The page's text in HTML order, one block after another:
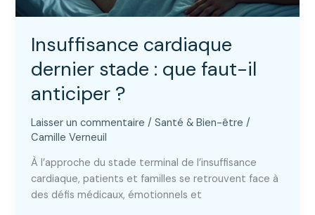
Insuffisance cardiaque
dernier stade : que faut-il
anticiper ?
Laisser un commentaire /Santé & Bien-être /
Camille Verneuil
À l’approche du stade terminal de l’insuffisance
cardiaque, patients et familles se retrouvent face à
des défis médicaux, émotionnels et